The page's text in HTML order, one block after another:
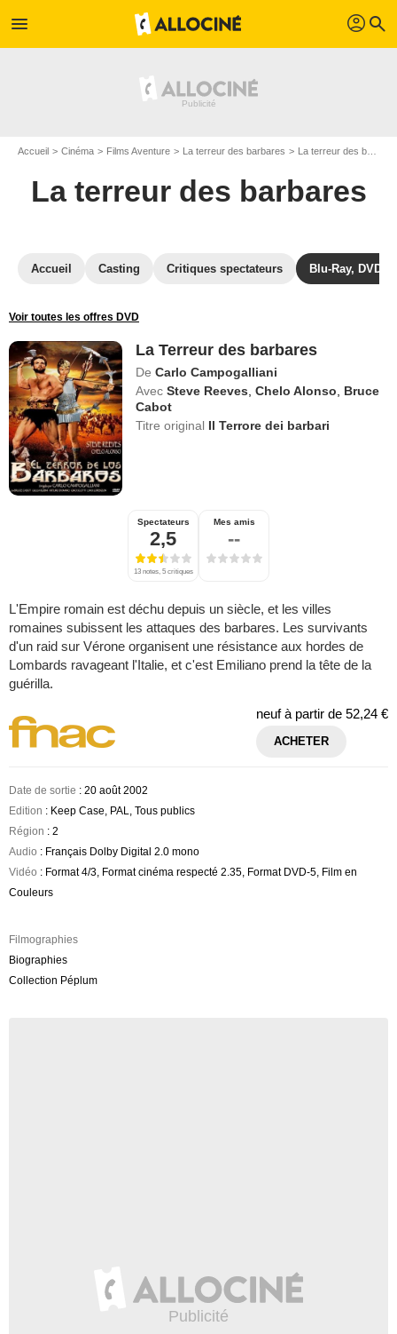
menu profil search
Accueil Cinéma Films Aventure La terreur des barbares La terreur des barbares en DVD
La terreur des barbares
Accueil Casting Critiques spectateurs Blu-Ray, DVD
Voir toutes les offres DVD
La Terreur des barbares
De Carlo Campogalliani
Avec Steve Reeves ,Chelo Alonso
Bruce
Cabot
Titre original Il Terrore dei barbari
Spectateurs
2,5
13 notes, 5 critiques
Mes amis
--
L'Empire romain est déchu depuis un siècle, et les villes
romaines subissent les attaques des barbares. Les survivants
d'un raid sur Vérone organisent une résistance aux hordes de
Lombards ravageant l'Italie, et c'est Emiliano prend la tête de la
guérilla.
neuf à partir de 52,24 €
ACHETER
Date de sortie : 20 août 2002
Edition : Keep Case, PAL, Tous publics
Région : 2
Audio : Français Dolby Digital 2.0 mono
Vidéo : Format 4/3, Format cinéma respecté 2.35, Format DVD-5, Film en
Couleurs
Filmographies
Biographies
Collection Péplum